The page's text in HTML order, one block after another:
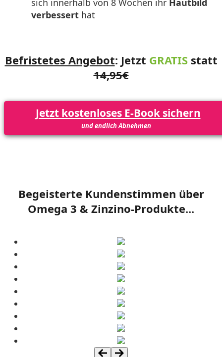
sich innerhalb von 8 Wochen ihr Hautbild
verbessert hat
Befristetes Angebot: Jetzt GRATISstatt
14,95€
Jetzt kostenloses E-Book sichern
und endlich Abnehmen
Begeisterte Kundenstimmen über
Omega 3 & Zinzino-Produkte...